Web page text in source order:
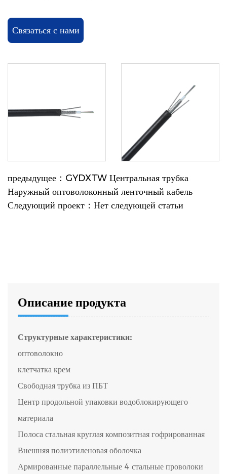
Связаться с нами
предыдущее：GYDXTW Центральная трубка
Наружный оптоволоконный ленточный кабель
Следующий проект：Нет следующей статьи
Описание продукта
Структурные характеристики:
оптоволокно
клетчатка крем
Свободная трубка из ПБТ
Центр продольной упаковки водоблокирующего
материала
Полоса стальная круглая композитная гофрированная
Внешняя полиэтиленовая оболочка
Армированные параллельные 4 стальные проволоки